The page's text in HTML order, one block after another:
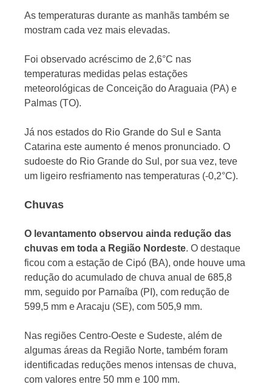
As temperaturas durante as manhãs também se
mostram cada vez mais elevadas.
Foi observado acréscimo de 2,6°C nas
temperaturas medidas pelas estações
meteorológicas de Conceição do Araguaia (PA) e
Palmas (TO).
Já nos estados do Rio Grande do Sul e Santa
Catarina este aumento é menos pronunciado. O
sudoeste do Rio Grande do Sul, por sua vez, teve
um ligeiro resfriamento nas temperaturas (-0,2°C).
Chuvas
O levantamento observou ainda redução das
chuvas em toda a Região Nordeste. O destaque
ficou com a estação de Cipó (BA), onde houve uma
redução do acumulado de chuva anual de 685,8
mm, seguido por Parnaíba (PI), com redução de
599,5 mm e Aracaju (SE), com 505,9 mm.
Nas regiões Centro-Oeste e Sudeste, além de
algumas áreas da Região Norte, também foram
identificadas reduções menos intensas de chuva,
com valores entre 50 mm e 100 mm.